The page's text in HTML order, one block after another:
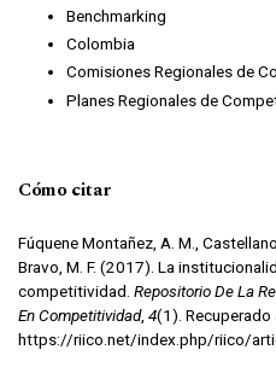
Benchmarking
Colombia
Comisiones Regionales de
Planes Regionales de
Cómo citar
Fúquene Montañez, A. M.,
Bravo, M. F. (2017). La
competitividad. Repositorio De La
En Competitividad, 4(1). Recuperado
https://riico.net/index.php/riico/